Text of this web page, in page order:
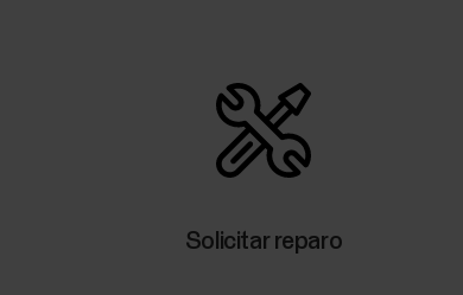
Solicitar reparo